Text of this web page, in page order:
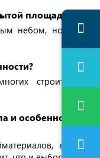
площадке
небом, но важно
строительных
и особенности
поэтому